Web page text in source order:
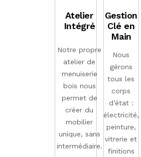
Atelier
Intégré
Notre propre
atelier de
menuiserie
bois nous
permet de
créer du
mobilier
unique, sans
intermédiaire.
Gestion
Clé en
Main
Nous
gérons
tous les
corps
d’état :
électricité,
peinture,
vitrerie et
finitions